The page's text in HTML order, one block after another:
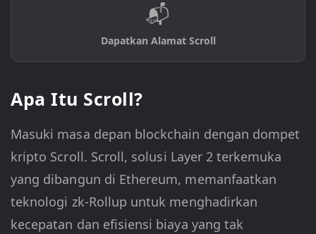
📬
Dapatkan Alamat Scroll
Apa Itu Scroll?
Masuki masa depan blockchain dengan dompet
kripto Scroll. Scroll, solusi Layer 2 terkemuka
yang dibangun di Ethereum, memanfaatkan
teknologi zk-Rollup untuk menghadirkan
kecepatan dan efisiensi biaya yang tak